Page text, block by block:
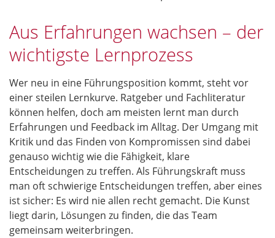
Aus Erfahrungen wachsen – der
wichtigste Lernprozess
Wer neu in eine Führungsposition kommt, steht vor
einer steilen Lernkurve. Ratgeber und Fachliteratur
können helfen, doch am meisten lernt man durch
Erfahrungen und Feedback im Alltag. Der Umgang mit
Kritik und das Finden von Kompromissen sind dabei
genauso wichtig wie die Fähigkeit, klare
Entscheidungen zu treffen. Als Führungskraft muss
man oft schwierige Entscheidungen treffen, aber eines
ist sicher: Es wird nie allen recht gemacht. Die Kunst
liegt darin, Lösungen zu finden, die das Team
gemeinsam weiterbringen.